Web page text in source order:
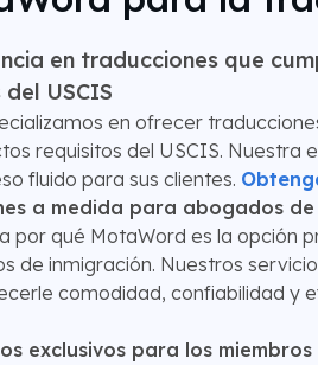
en traducciones que
USCIS
en ofrecer
requisitos del USCIS. Nuestra
fluido para sus clientes.
a medida para abogados
por qué MotaWord es la opción
de inmigración. Nuestros
comodidad, confiabilidad y
exclusivos para los miembros